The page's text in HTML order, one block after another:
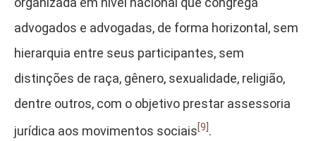
advogados e advogadas, de forma horizontal, sem
hierarquia entre seus participantes, sem
distinções de raça, gênero, sexualidade, religião,
dentre outros, com o objetivo prestar assessoria
jurídica aos movimentos sociais[9].